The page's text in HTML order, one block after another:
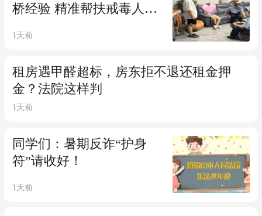
桥经验 精准帮扶戒毒人员
1天前
租房遇甲醛超标，房东拒不退还租金押
金？法院这样判
1天前
同学们：暑期反诈“护身
符”请收好！
1天前